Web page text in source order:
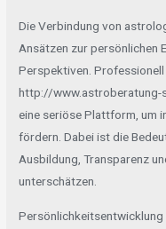
Die Verbindung von
Ansätzen zur persönlichen
Perspektiven.
http://www.astroberatung-
eine seriöse Plattform, um
fördern. Dabei ist die
Ausbildung, Transparenz
unterschätzen.